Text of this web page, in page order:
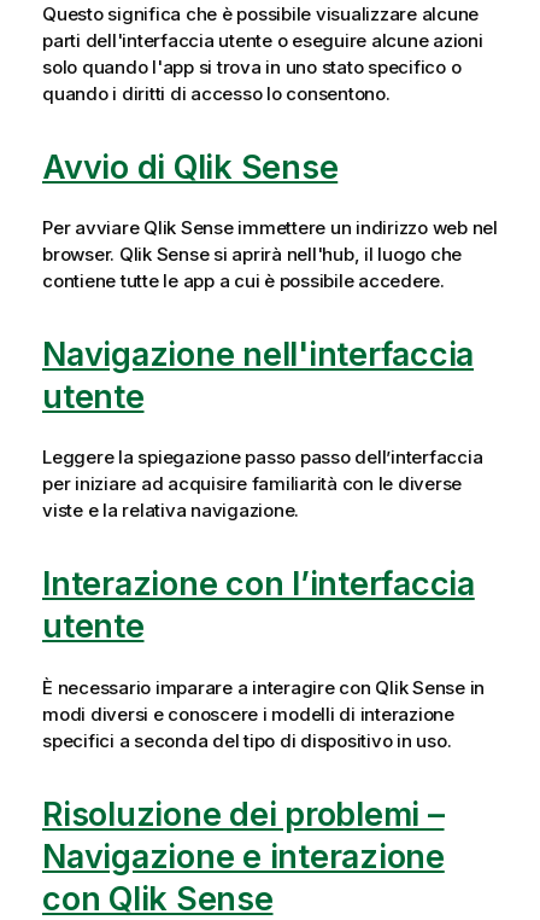
Questo significa che è possibile visualizzare alcune
parti dell'interfaccia utente o eseguire alcune azioni
solo quando l'app si trova in uno stato specifico o
quando i diritti di accesso lo consentono.
Avvio di Qlik Sense
Per avviare Qlik Senseimmettere un indirizzo web nel
browser. Qlik Sensesi aprirà nell'hub, il luogo che
contiene tutte le app a cui è possibile accedere.
Navigazione nell'interfaccia
utente
Leggere la spiegazione passo passo dell’interfaccia
per iniziare ad acquisire familiarità con le diverse
viste e la relativa navigazione.
Interazione con l’interfaccia
utente
È necessario imparare a interagire con Qlik Sensein
modi diversi e conoscere i modelli di interazione
specifici a seconda del tipo di dispositivo in uso.
Risoluzione dei problemi –
Navigazione e interazione
con Qlik Sense